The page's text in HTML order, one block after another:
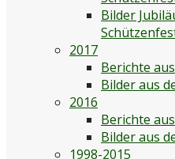
Bilder
2017
Berichte
Bilder aus
2016
Berichte
Bilder aus
1998-2015